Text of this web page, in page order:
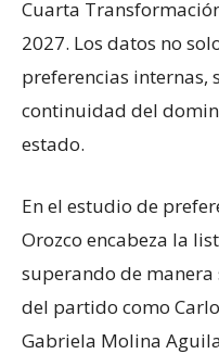
Cuarta
2027. Los datos no
preferencias internas,
continuidad del
estado.
En el estudio de
Orozco encabeza la
superando de
del partido como
Gabriela Molina